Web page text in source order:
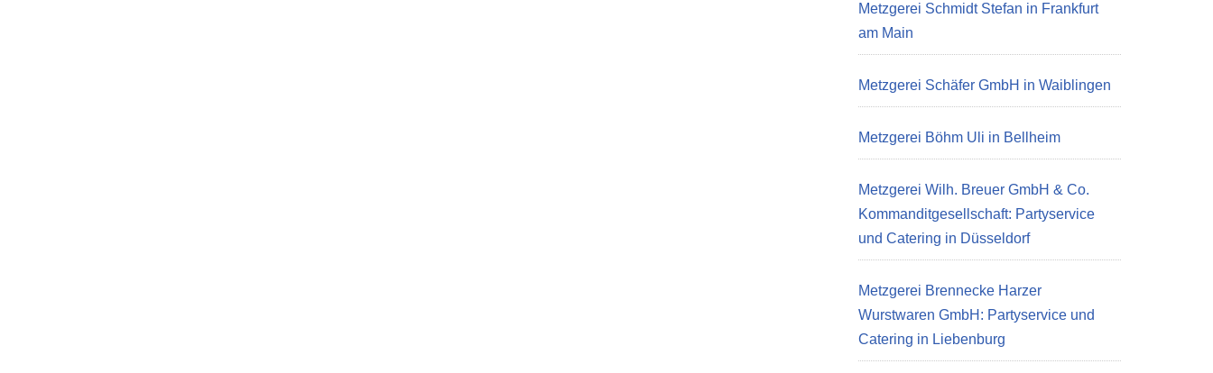
Metzgerei Schmidt Stefan in Frankfurt
am Main
Metzgerei Schäfer GmbH in Waiblingen
Metzgerei Böhm Uli in Bellheim
Metzgerei Wilh. Breuer GmbH & Co.
Kommanditgesellschaft: Partyservice
und Catering in Düsseldorf
Metzgerei Brennecke Harzer
Wurstwaren GmbH: Partyservice und
Catering in Liebenburg